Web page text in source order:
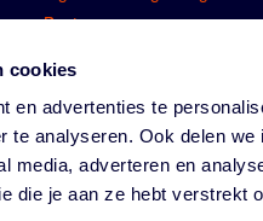
cookies
en advertenties te
te analyseren. Ook delen
media, adverteren en
die je aan ze hebt verstrekt
Bestuur
Bondsreglementen
Klachtenregeling
Partners
Vacatures